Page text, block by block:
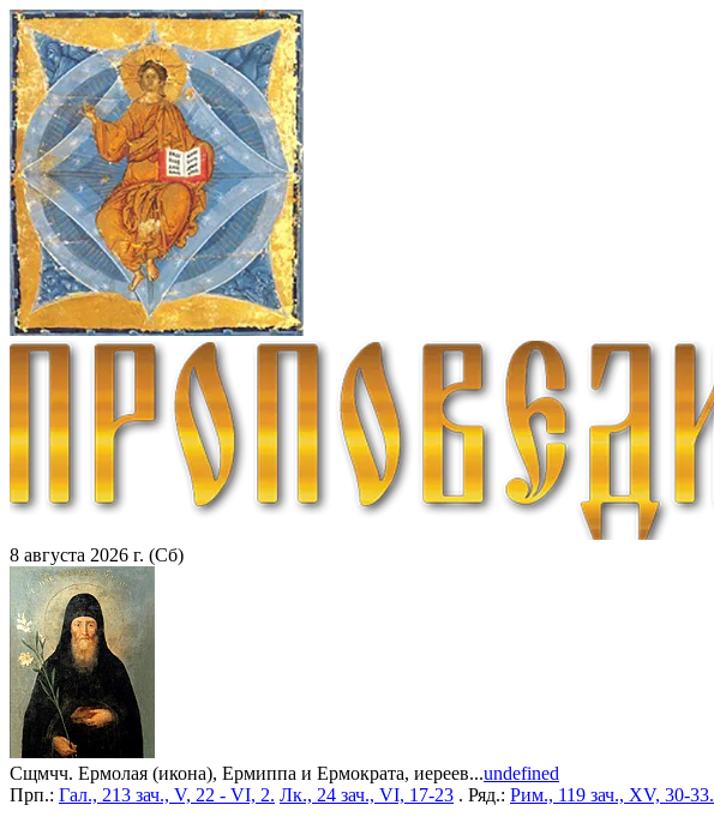
8 августа 2026 г. (Сб)
Сщмчч. Ермолая (икона), Ермиппа и Ермократа, иереев...undefined
Прп.: Гал., 213 зач., V, 22 - VI, 2. Лк., 24 зач., VI, 17-23 . Ряд.: Рим., 119 зач., XV, 30-33.